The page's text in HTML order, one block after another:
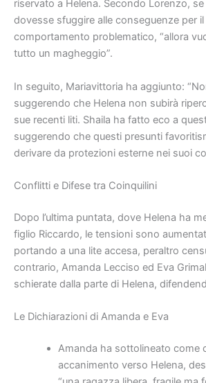
riservato a Helena. Secondo Lorenzo, se
dovesse sfuggire alle conseguenze per il
comportamento problematico, “allora
tutto un magheggio”.
In seguito, Mariavittoria ha aggiunto:
suggerendo che Helena non subirà
sue recenti liti. Shaila ha fatto eco a
suggerendo che questi presunti
derivare da protezioni esterne nei suoi
Conflitti e Difese tra Coinquilini
Dopo l’ultima puntata, dove Helena ha
figlio Riccardo, le tensioni sono
portando a una lite accesa, peraltro
contrario, Amanda Lecciso ed Eva
schierate dalla parte di Helena,
Le Dichiarazioni di Amanda e Eva
Amanda ha sottolineato come
accanimento verso Helena,